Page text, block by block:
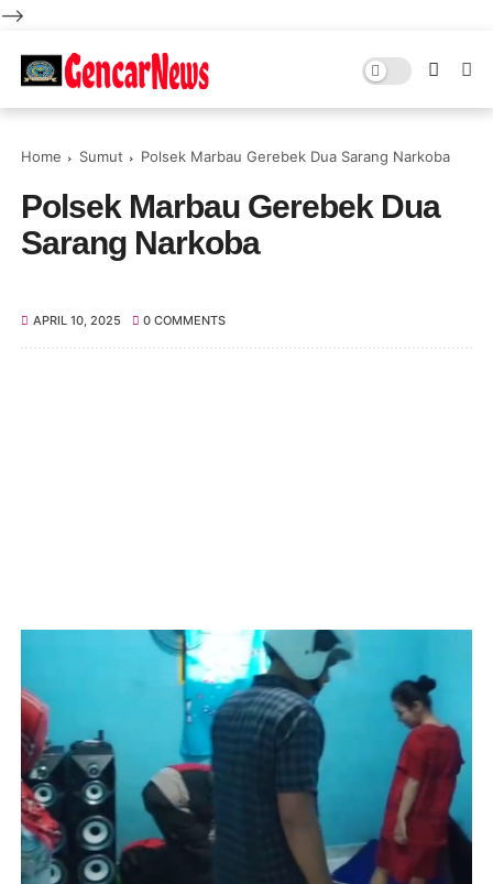
-->
Home Sumut Polsek Marbau Gerebek Dua Sarang Narkoba
Polsek Marbau Gerebek Dua
Sarang Narkoba
APRIL 10, 2025 0 COMMENTS